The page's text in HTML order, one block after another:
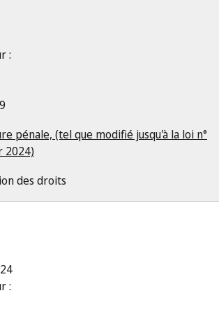
:
pénale, (tel que modifié jusqu'à la loi n°
2024)
des droits
: